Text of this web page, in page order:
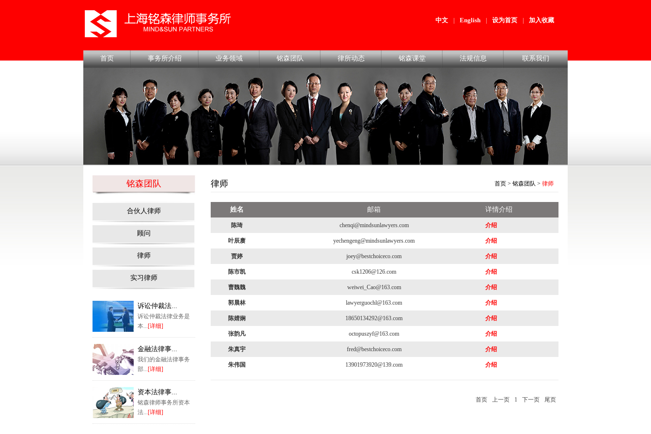
中文 English 设为首页 加入收藏
首页 事务所介绍 业务领域 铭森团队 律所动态 铭森课堂 法规信息 联系我们
铭森团队
合伙人律师
顾问
律师
实习律师
诉讼仲裁法...
诉讼仲裁法律业务是
本...[详细]
金融法律事...
我们的金融法律事务
部...[详细]
资本法律事...
铭森律师事务所资本
法...[详细]
律师 首页 > 铭森团队 > 律师
姓名 邮箱 详情介绍
陈琦 chenqi@mindsunlawyers.com 介绍
叶辰赓 yechengeng@mindsunlawyers.com 介绍
贾婷 joey@bestchoiceco.com 介绍
陈市凯 csk1206@126.com 介绍
曹魏魏 weiwei_Cao@163.com 介绍
郭晨林 lawyerguochl@163.com 介绍
陈婧娴 18650134292@163.com 介绍
张韵凡 octopuszyf@163.com 介绍
朱真宇 fred@bestchoiceco.com 介绍
朱伟国 13901973920@139.com 介绍
首页 上一页 1 下一页 尾页